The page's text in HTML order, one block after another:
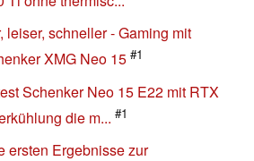
leiser, schneller - Gaming mit
XMG Neo 15 #1
Schenker Neo 15 E22 mit RTX
die m... #1
ersten Ergebnisse zur